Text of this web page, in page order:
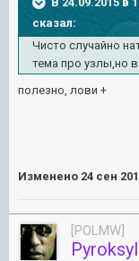
сказал:
Чисто случайно
тема про узлы,но
полезно, лови +
Изменено 24 сен
[POLMW]